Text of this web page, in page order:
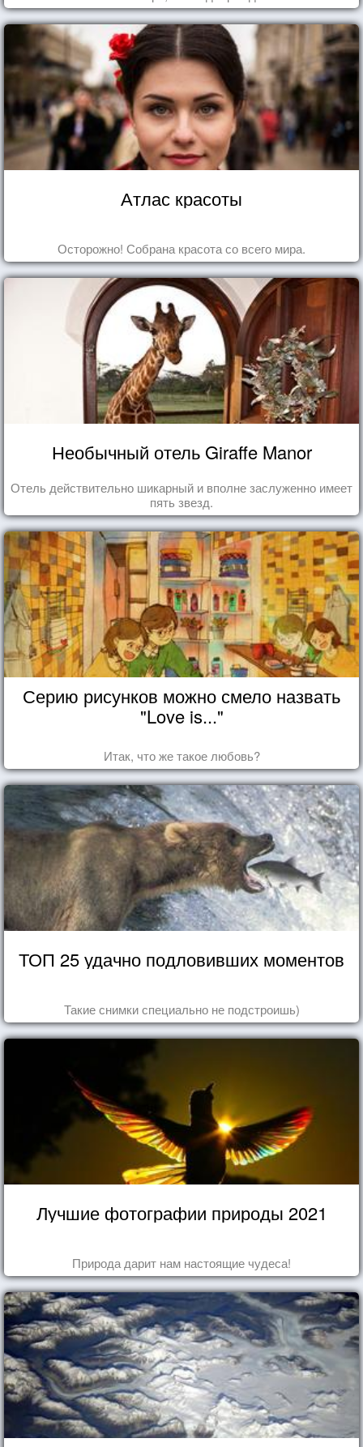
Атлас красоты
Осторожно! Собрана красота со всего мира.
Необычный отель Giraffe Manor
Отель действительно шикарный и вполне заслуженно имеет
пять звезд.
Серию рисунков можно смело назвать
"Love is..."
Итак, что же такое любовь?
ТОП 25 удачно подловивших моментов
Такие снимки специально не подстроишь)
Лучшие фотографии природы 2021
Природа дарит нам настоящие чудеса!